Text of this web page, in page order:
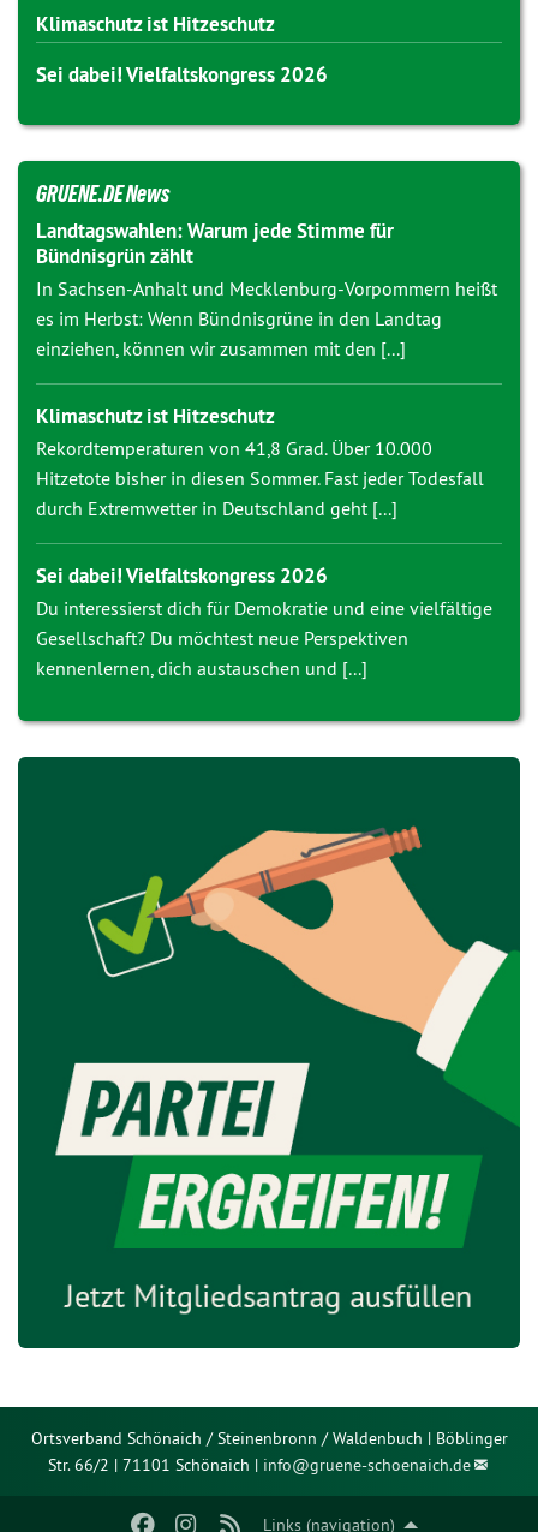
Links (navigation)
Klimaschutz ist Hitzeschutz
Sei dabei! Vielfaltskongress 2026
GRUENE.DE News
Landtagswahlen: Warum jede Stimme für
Bündnisgrün zählt
In Sachsen-Anhalt und Mecklenburg-Vorpommern heißt
es im Herbst: Wenn Bündnisgrüne in den Landtag
einziehen, können wir zusammen mit den [...]
Klimaschutz ist Hitzeschutz
Rekordtemperaturen von 41,8 Grad. Über 10.000
Hitzetote bisher in diesen Sommer. Fast jeder Todesfall
durch Extremwetter in Deutschland geht [...]
Sei dabei! Vielfaltskongress 2026
Du interessierst dich für Demokratie und eine vielfältige
Gesellschaft? Du möchtest neue Perspektiven
kennenlernen, dich austauschen und [...]
Ortsverband Schönaich / Steinenbronn / Waldenbuch | Böblinger
Str. 66/2 | 71101 Schönaich | info@gruene-schoenaich.de